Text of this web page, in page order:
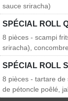
sauce sriracha)
SPÉCIAL ROLL
8 pièces - scampi
sriracha),
SPÉCIAL ROLL
8 pièces - tartare de
de pétoncle poêlé,